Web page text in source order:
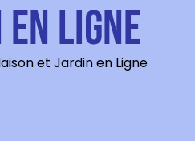
Ligne
et Jardin en Ligne